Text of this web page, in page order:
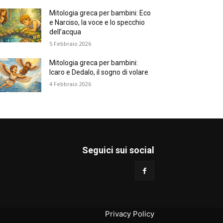
Mitologia greca per bambini: Eco
e Narciso, la voce e lo specchio
dell’acqua
5 Febbraio 2026
Mitologia greca per bambini:
Icaro e Dedalo, il sogno di volare
4 Febbraio 2026
Seguici sui social
Privacy Policy